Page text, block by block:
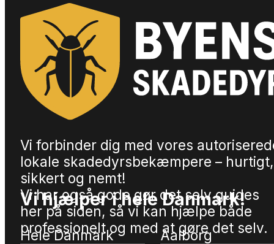
Vi forbinder dig med vores
lokale skadedyrsbekæmpere – hurtigt,
sikkert og nemt!
Vi har også gode gør det selv guides
her på siden, så vi kan hjælpe både
professionelt og med at gøre det selv.
Vi hjælper i hele Danmark!
Hele Danmark
Aalborg